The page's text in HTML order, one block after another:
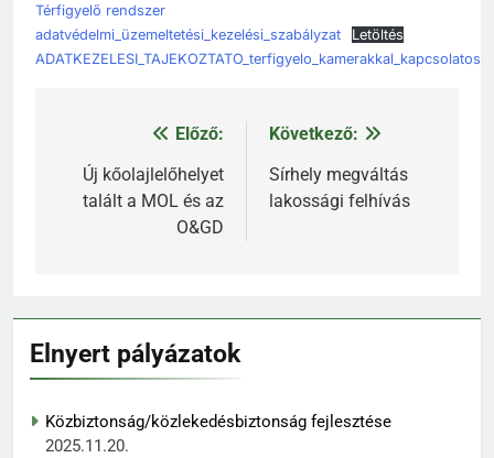
Térfigyelő rendszer
adatvédelmi_üzemeltetési_kezelési_szabályzat
Letöltés
Bejegyzés
navigáció
Előző:
Új kőolajlelőhelyet
talált a MOL és az
O&GD
Következő:
Sírhely megváltás
lakossági felhívás
Elnyert pályázatok
Közbiztonság/közlekedésbiztonság fejlesztése
2025.11.20.